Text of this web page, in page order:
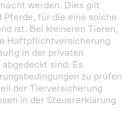
werden. Dies gilt
Pferde, für die eine solche
ist. Bei kleineren Tieren,
Haftpflichtversicherung
in der privaten
sind. Es
zu prüfen
der Tierversicherung
in der Steuererklärung